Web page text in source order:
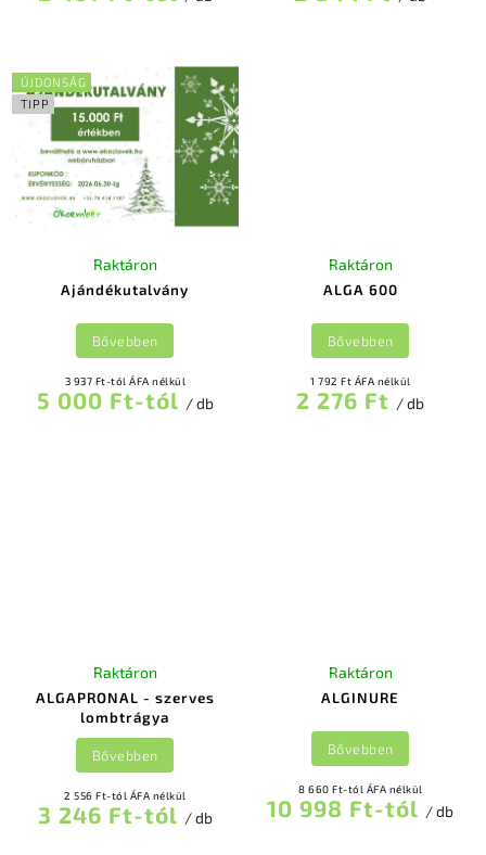
ÚJDONSÁG
TIPP
Ajándékutalvány
Raktáron
3 937 Ft-tól ÁFA nélkül
5 000 Ft-tól / db
Bővebben
ALGA 600
Raktáron
1 792 Ft ÁFA nélkül
2 276 Ft / db
Bővebben
ALGAPRONAL - szerves
lombtrágya
Raktáron
2 556 Ft-tól ÁFA nélkül
3 246 Ft-tól / db
Bővebben
ALGINURE
Raktáron
8 660 Ft-tól ÁFA nélkül
10 998 Ft-tól / db
Bővebben